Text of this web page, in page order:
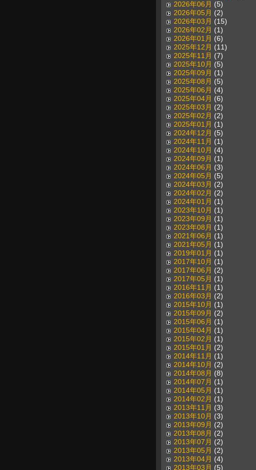
2026年06月 (5)
2026年05月 (2)
2026年03月 (15)
2026年02月 (1)
2026年01月 (6)
2025年12月 (11)
2025年11月 (7)
2025年10月 (5)
2025年09月 (1)
2025年08月 (5)
2025年06月 (4)
2025年04月 (6)
2025年03月 (2)
2025年02月 (2)
2025年01月 (1)
2024年12月 (5)
2024年11月 (1)
2024年10月 (4)
2024年09月 (1)
2024年06月 (3)
2024年05月 (5)
2024年03月 (2)
2024年02月 (2)
2024年01月 (1)
2023年10月 (1)
2023年09月 (1)
2023年08月 (1)
2021年06月 (1)
2021年05月 (1)
2019年01月 (1)
2017年10月 (1)
2017年06月 (2)
2017年05月 (1)
2016年11月 (1)
2016年03月 (2)
2015年10月 (1)
2015年09月 (2)
2015年06月 (1)
2015年04月 (1)
2015年02月 (1)
2015年01月 (2)
2014年11月 (1)
2014年10月 (2)
2014年08月 (8)
2014年07月 (1)
2014年05月 (1)
2014年02月 (1)
2013年11月 (3)
2013年10月 (3)
2013年09月 (2)
2013年08月 (2)
2013年07月 (2)
2013年05月 (2)
2013年04月 (4)
2013年03月 (5)